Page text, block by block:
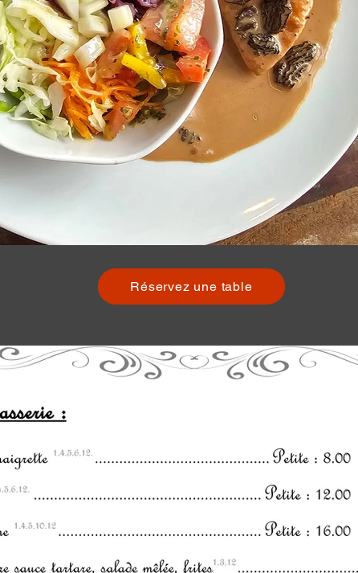
Réservez une table